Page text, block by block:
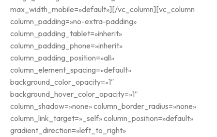
max_width_mobile=»default»][/vc_column][vc_column
column_padding=»no-extra-padding»
column_padding_tablet=»inherit»
column_padding_phone=»inherit»
column_padding_position=»all»
column_element_spacing=»default»
background_color_opacity=»1″
background_hover_color_opacity=»1″
column_shadow=»none» column_border_radius=»none»
column_link_target=»_self» column_position=»default»
gradient_direction=»left_to_right»